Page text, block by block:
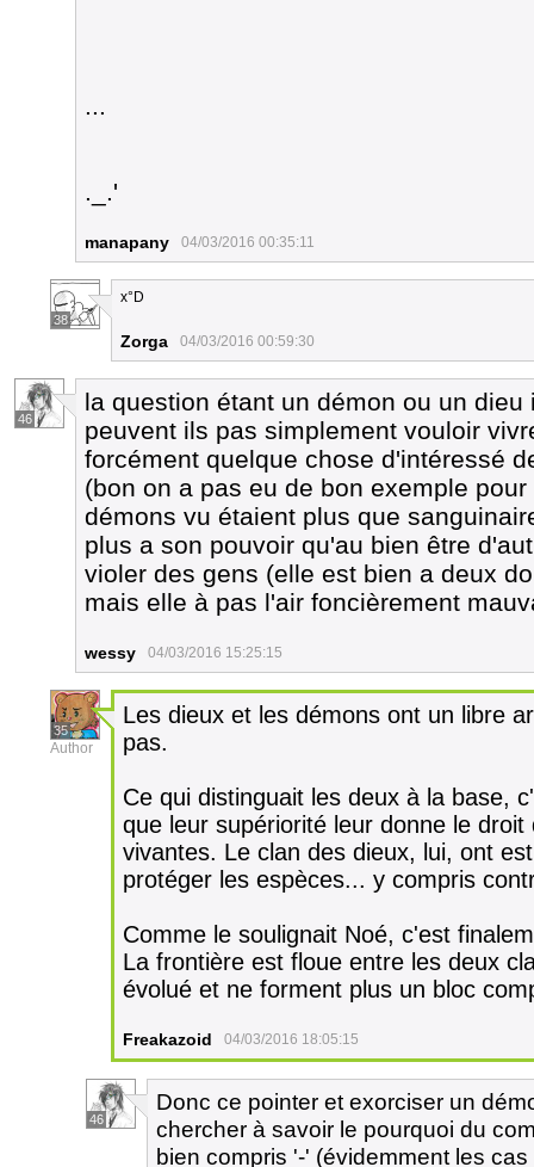
...
._.'
manapany 04/03/2016 00:35:11
38
x°D
Zorga 04/03/2016 00:59:30
46
la question étant un démon ou un
peuvent ils pas simplement vouloir
forcément quelque chose d'intéressé
(bon on a pas eu de bon exemple
démons vu étaient plus que
plus a son pouvoir qu'au bien être
violer des gens (elle est bien a deux
mais elle à pas l'air foncièrement
wessy 04/03/2016 15:25:15
35
Author
Les dieux et les démons ont un libre
pas.
Ce qui distinguait les deux à la base,
que leur supériorité leur donne le
vivantes. Le clan des dieux, lui, ont
protéger les espèces... y compris
Comme le soulignait Noé, c'est
La frontière est floue entre les deux
évolué et ne forment plus un bloc
Freakazoid 04/03/2016 18:05:15
46
Donc ce pointer et exorciser un
chercher à savoir le pourquoi du
bien compris '-' (évidemment les